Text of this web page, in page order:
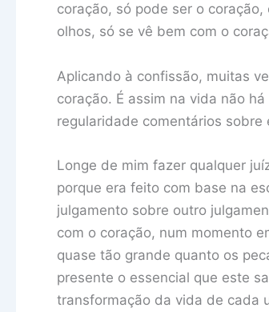
coração, só pode ser o
olhos, só se vê bem com o
Aplicando à confissão, muitas
coração. É assim na vida não
regularidade comentários sobre
Longe de mim fazer qualquer
porque era feito com base na
julgamento sobre outro
com o coração, num momento
quase tão grande quanto os
presente o essencial que este
transformação da vida de cada